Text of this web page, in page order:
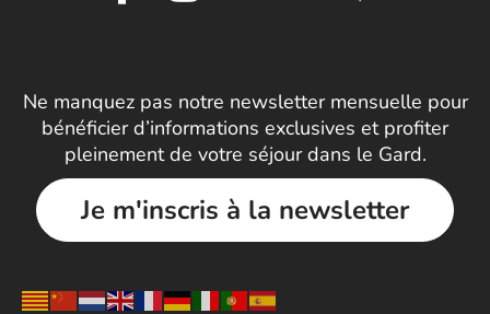
Ne manquez pas notre newsletter mensuelle pour
bénéficier d’informations exclusives et profiter
pleinement de votre séjour dans le Gard.
Je m'inscris à la newsletter